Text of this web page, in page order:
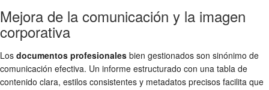
Mejora de la comunicación y la imagen
corporativa
Los documentos profesionales bien gestionados son sinónimo de
comunicación efectiva. Un informe estructurado con una tabla de
contenido clara, estilos consistentes y metadatos precisos facilita que